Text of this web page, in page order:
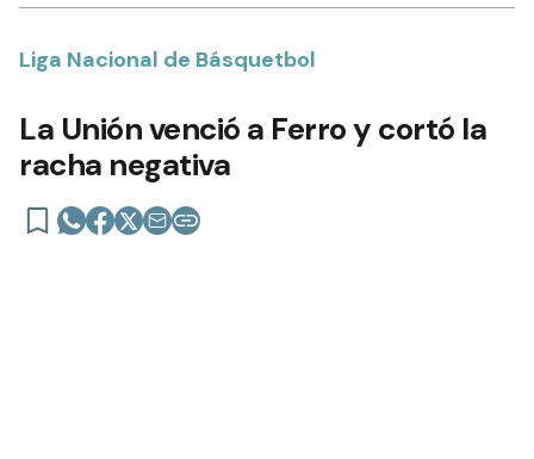
Liga Nacional de Básquetbol
La Unión venció a Ferro y cortó la
racha negativa